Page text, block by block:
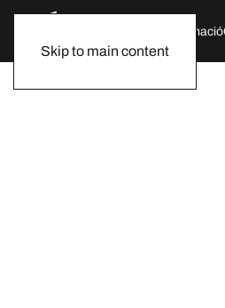
Skip to main content
Formació